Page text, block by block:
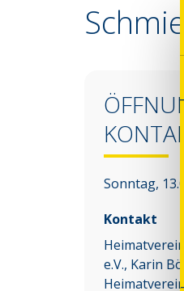
Sonntag,
Kontakt
e.V., Karin